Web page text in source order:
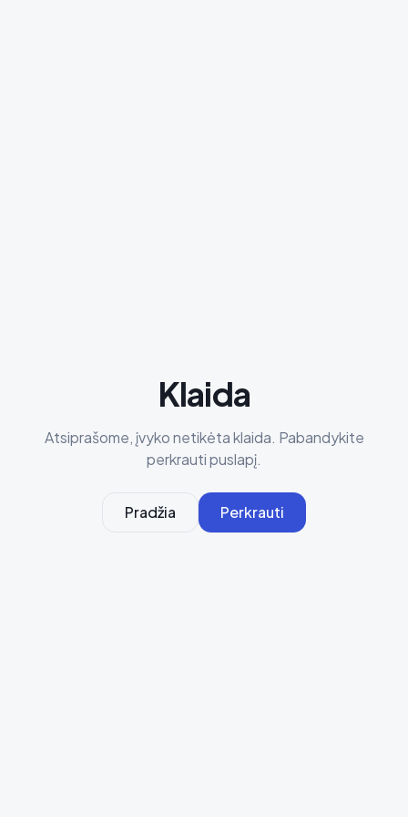
Klaida
Atsiprašome, įvyko netikėta klaida. Pabandykite
perkrauti puslapį.
Pradžia Perkrauti